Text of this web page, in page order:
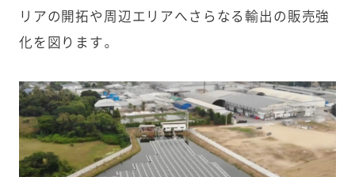
リアの開拓や周辺エリアへさらなる輸出の販売強
化を図ります。